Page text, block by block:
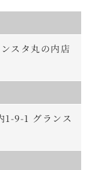
スタ丸の内店
1-9-1 グランス